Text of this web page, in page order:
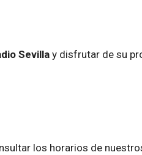
Sevillay disfrutar de su
los horarios de